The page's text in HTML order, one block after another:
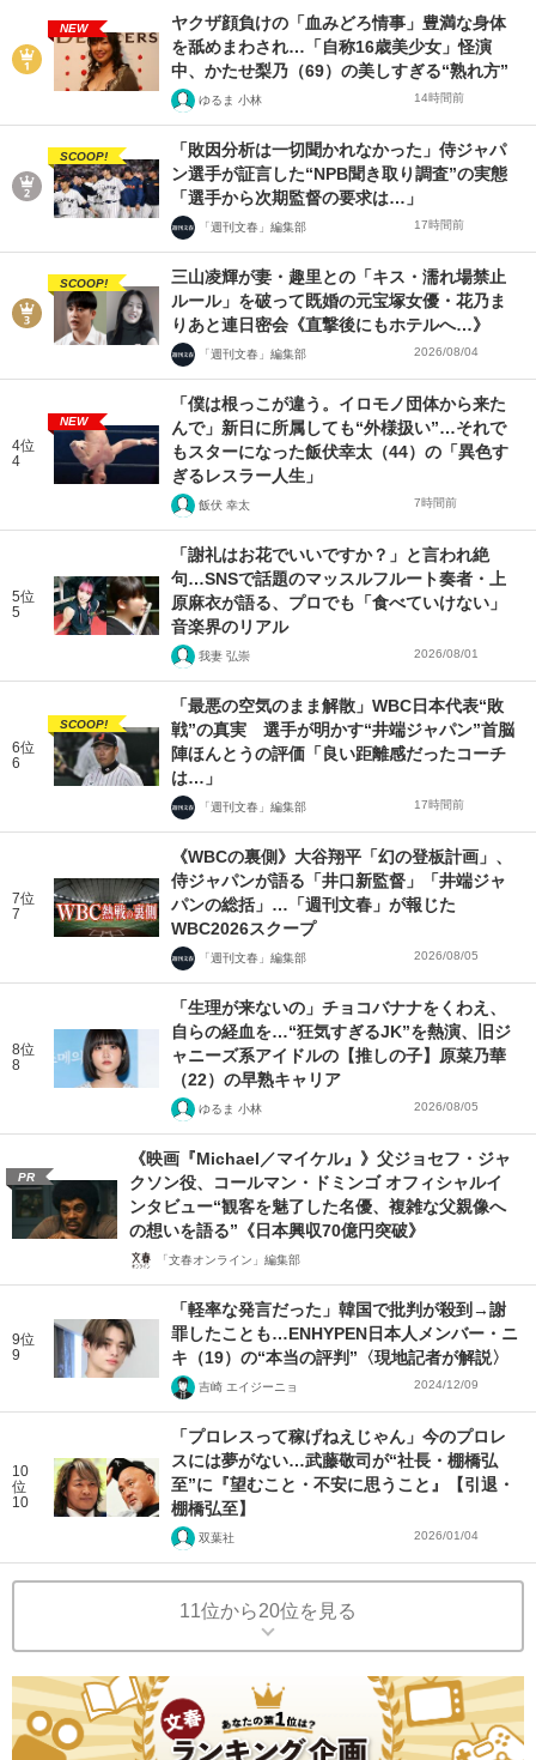
NEW
ヤクザ顔負けの「血みどろ情事」豊満な身体
を舐めまわされ…「自称16歳美少女」怪演
中、かたせ梨乃（69）の美しすぎる“熟れ方”
ゆるま 小林 14時間前
SCOOP!
「敗因分析は一切聞かれなかった」侍ジャパ
ン選手が証言した“NPB聞き取り調査”の実態
「選手から次期監督の要求は…」
「週刊文春」編集部 17時間前
SCOOP!
三山凌輝が妻・趣里との「キス・濡れ場禁止
ルール」を破って既婚の元宝塚女優・花乃ま
りあと連日密会《直撃後にもホテルへ…》
「週刊文春」編集部 2026/08/04
4位
4
NEW
「僕は根っこが違う。イロモノ団体から来た
んで」新日に所属しても“外様扱い”…それで
もスターになった飯伏幸太（44）の「異色す
ぎるレスラー人生」
飯伏 幸太 7時間前
5位
5
「謝礼はお花でいいですか？」と言われ絶
句…SNSで話題のマッスルフルート奏者・上
原麻衣が語る、プロでも「食べていけない」
音楽界のリアル
我妻 弘崇 2026/08/01
6位
6
SCOOP!
「最悪の空気のまま解散」WBC日本代表“敗
戦”の真実 選手が明かす“井端ジャパン”首脳
陣ほんとうの評価「良い距離感だったコーチ
は…」
「週刊文春」編集部 17時間前
7位
7
《WBCの裏側》大谷翔平「幻の登板計画」、
侍ジャパンが語る「井口新監督」「井端ジャ
パンの総括」…「週刊文春」が報じた
WBC2026スクープ
「週刊文春」編集部 2026/08/05
8位
8
「生理が来ないの」チョコバナナをくわえ、
自らの経血を…“狂気すぎるJK”を熱演、旧ジ
ャニーズ系アイドルの【推しの子】原菜乃華
（22）の早熟キャリア
ゆるま 小林 2026/08/05
PR
《映画『Michael／マイケル』》父ジョセフ・ジャ
クソン役、コールマン・ドミンゴ オフィシャルイ
ンタビュー“観客を魅了した名優、複雑な父親像へ
の想いを語る”《日本興収70億円突破》
「文春オンライン」編集部
9位
9
「軽率な発言だった」韓国で批判が殺到→謝
罪したことも…ENHYPEN日本人メンバー・ニ
キ（19）の“本当の評判”〈現地記者が解説〉
吉崎 エイジーニョ 2024/12/09
10
位
10
「プロレスって稼げねえじゃん」今のプロレ
スには夢がない…武藤敬司が“社長・棚橋弘
至”に『望むこと・不安に思うこと』【引退・
棚橋弘至】
双葉社 2026/01/04
11位から20位を見る